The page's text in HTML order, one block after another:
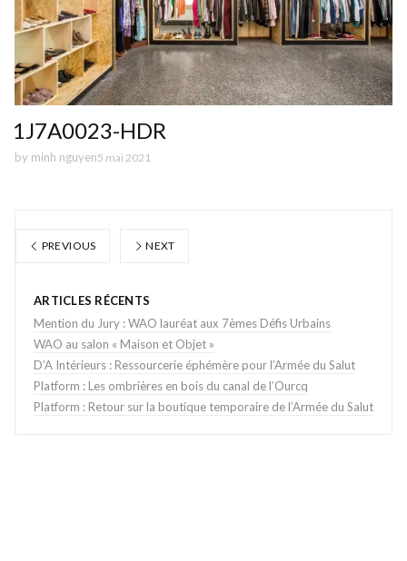
1J7A0023-HDR
by minh nguyen5 mai 2021
PREVIOUS NEXT
ARTICLES RÉCENTS
Mention du Jury : WAO lauréat aux 7èmes Défis Urbains
WAO au salon « Maison et Objet »
D’A Intérieurs : Ressourcerie éphémère pour l’Armée du Salut
Platform : Les ombrières en bois du canal de l’Ourcq
Platform : Retour sur la boutique temporaire de l’Armée du Salut